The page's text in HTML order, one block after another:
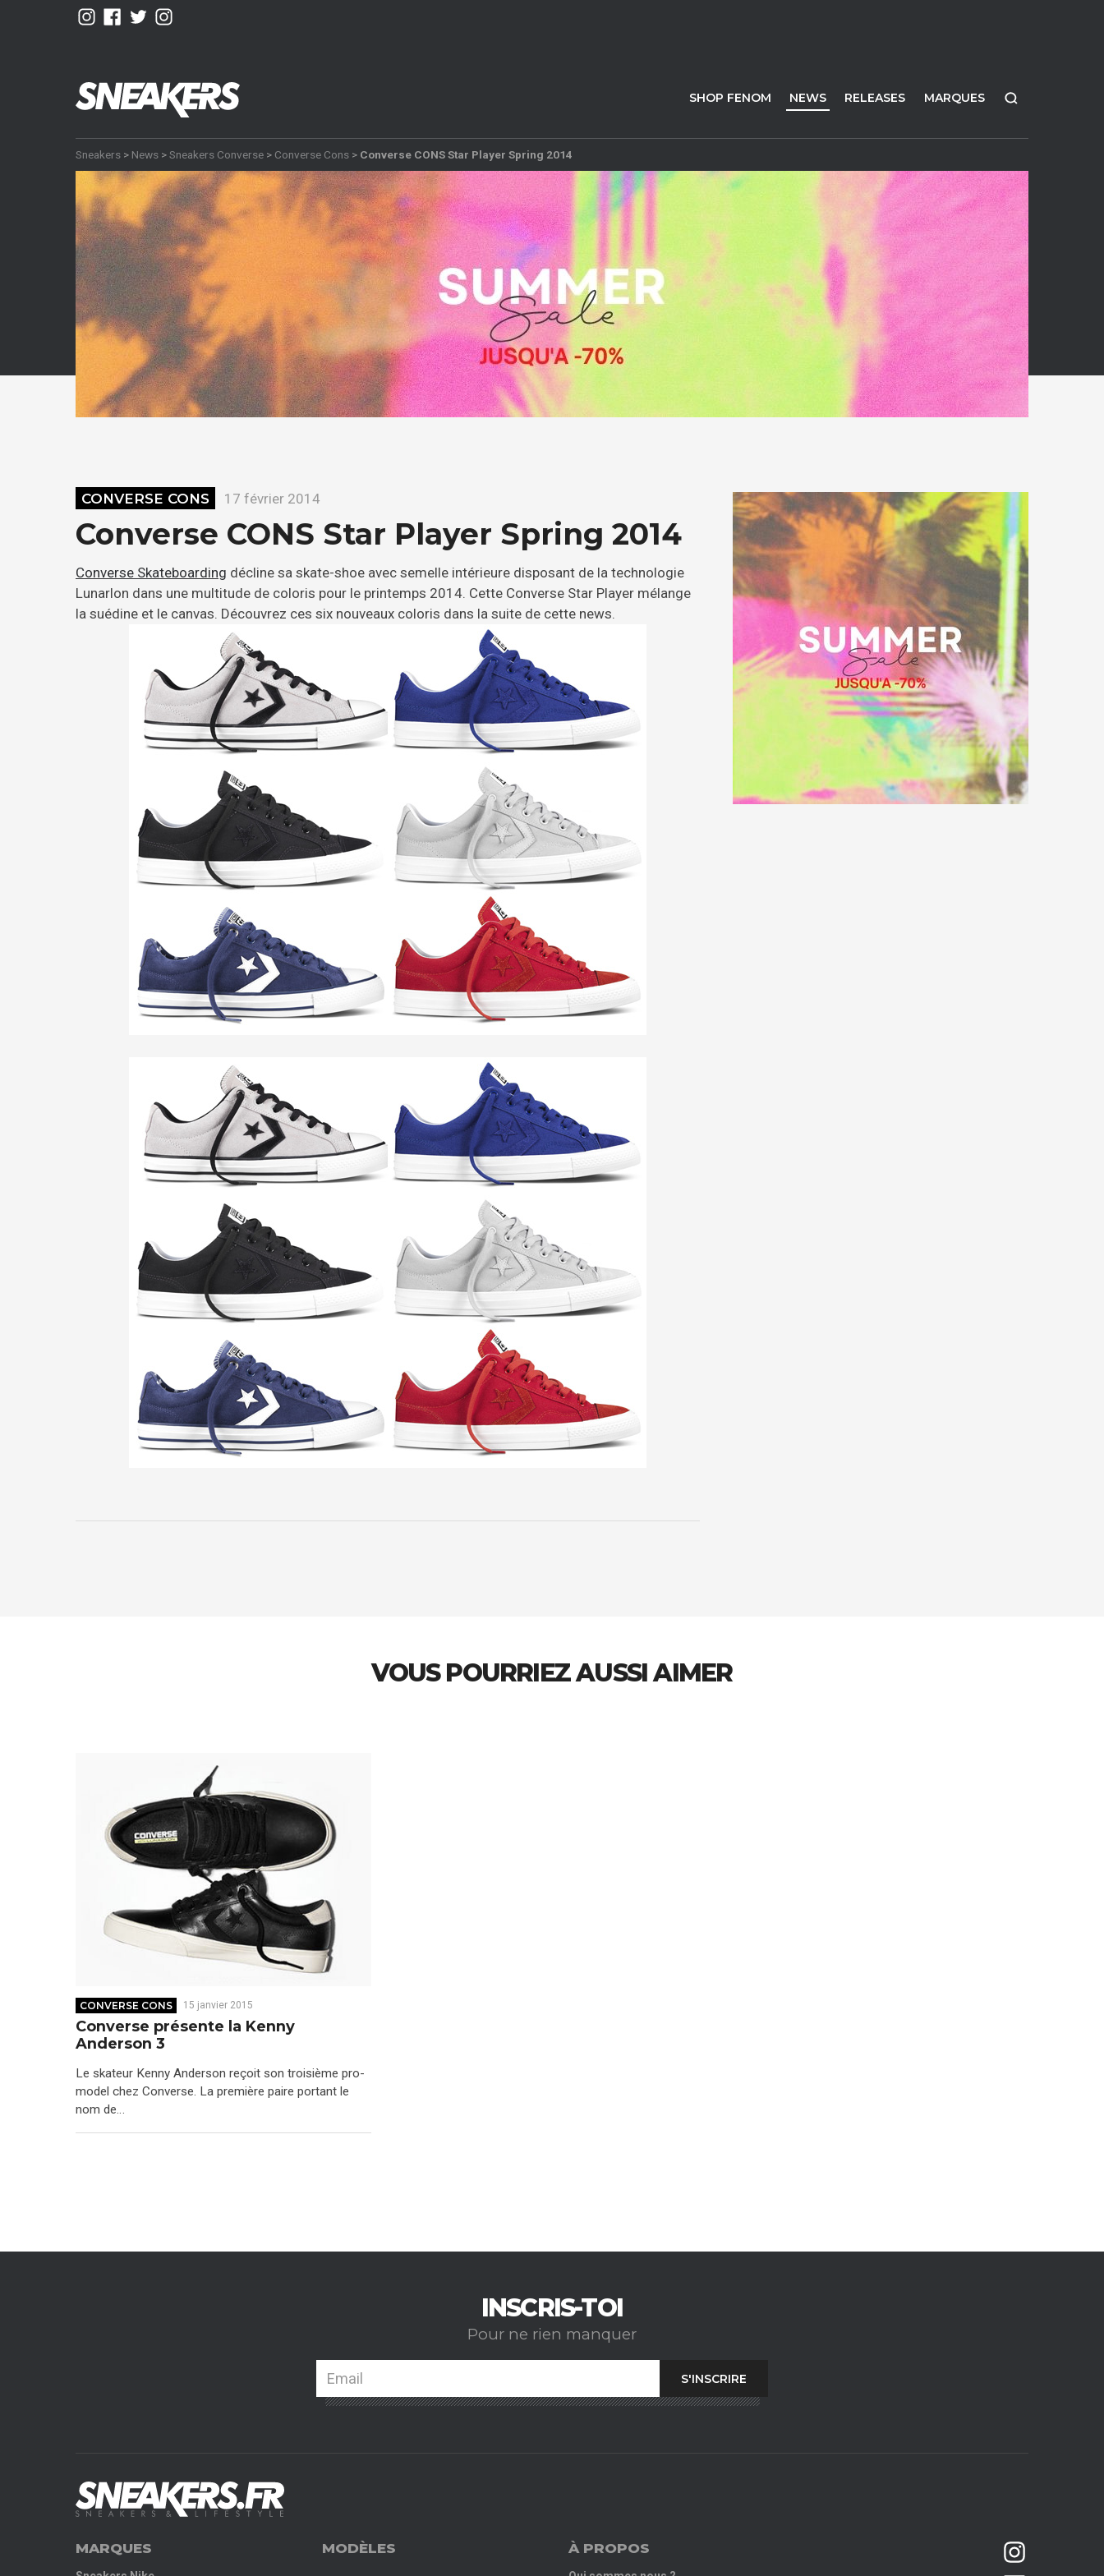
SHOP FENOM NEWS RELEASES MARQUES
Sneakers > News >Sneakers Converse > Converse Cons > Converse CONS Star Player Spring 2014
CONVERSE CONS 17 février 2014
Converse CONS Star Player Spring 2014
Converse Skateboarding décline sa skate-shoe avec semelle intérieure disposant de la technologie
Lunarlon dans une multitude de coloris pour le printemps 2014. Cette Converse Star Player mélange
la suédine et le canvas. Découvrez ces six nouveaux coloris dans la suite de cette news.
VOUS POURRIEZ AUSSI AIMER
CONVERSE CONS 15 janvier 2015
Converse présente la Kenny
Anderson 3
Le skateur Kenny Anderson reçoit son troisième pro-
model chez Converse. La première paire portant le
nom de…
INSCRIS-TOI
Pour ne rien manquer
MARQUES MODÈLES À PROPOS